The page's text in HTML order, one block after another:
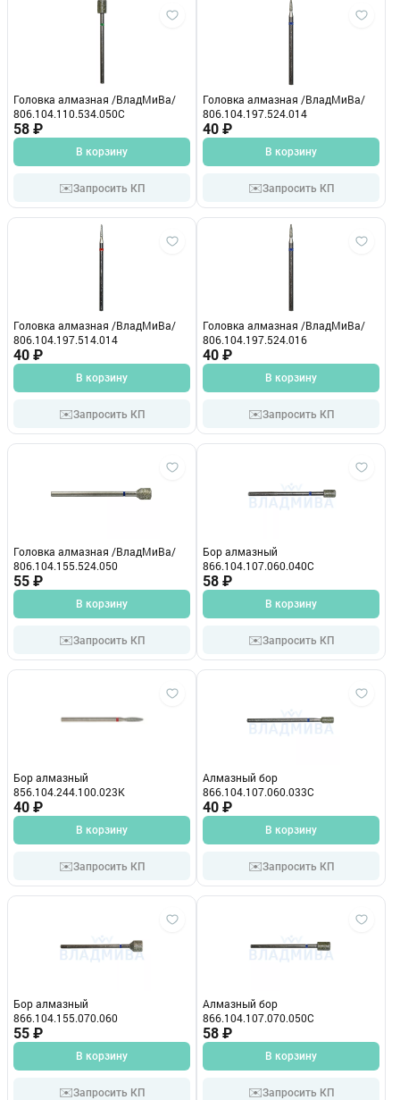
Головка алмазная /ВладМиВа/
806.104.110.534.050С
58 ₽
В корзину
✉️Запросить КП
Головка алмазная /ВладМиВа/
806.104.197.524.014
40 ₽
В корзину
✉️Запросить КП
Головка алмазная /ВладМиВа/
806.104.197.514.014
40 ₽
В корзину
✉️Запросить КП
Головка алмазная /ВладМиВа/
806.104.197.524.016
40 ₽
В корзину
✉️Запросить КП
Головка алмазная /ВладМиВа/
806.104.155.524.050
55 ₽
В корзину
✉️Запросить КП
Бор алмазный
866.104.107.060.040С
58 ₽
В корзину
✉️Запросить КП
Бор алмазный
856.104.244.100.023К
40 ₽
В корзину
✉️Запросить КП
Алмазный бор
866.104.107.060.033С
40 ₽
В корзину
✉️Запросить КП
Бор алмазный
866.104.155.070.060
55 ₽
В корзину
✉️Запросить КП
Алмазный бор
866.104.107.070.050С
58 ₽
В корзину
✉️Запросить КП